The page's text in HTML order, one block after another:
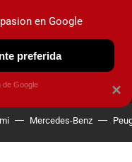
NUEVO
OBSERVATORIO
Mercedes-Benz
×
en Google
preferida
de Google